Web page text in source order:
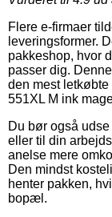
Flere e-firmaer
leveringsformer.
pakkeshop, hvor
passer dig.
den mest
551XL M ink
Du bør også
eller til din
anelse mere
Den mindst
henter pakken,
bopæl.